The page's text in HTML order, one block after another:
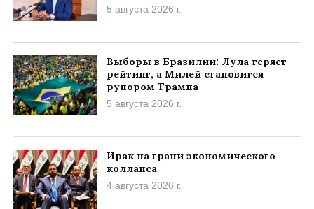
5 августа 2026 г.
Выборы в Бразилии: Лула теряет
рейтинг, а Милей становится
рупором Трампа
5 августа 2026 г.
Ирак на грани экономического
коллапса
4 августа 2026 г.